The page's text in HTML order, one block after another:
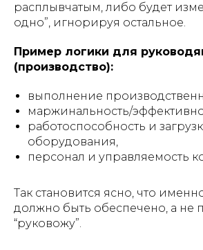
расплывчатым, либо будет
одно”, игнорируя остальное.
Пример логики для
(производство):
выполнение
маржинальность/
работоспособность и
оборудования,
персонал и управляемость
Так становится ясно, что
должно быть обеспечено, а не
“руковожу”.